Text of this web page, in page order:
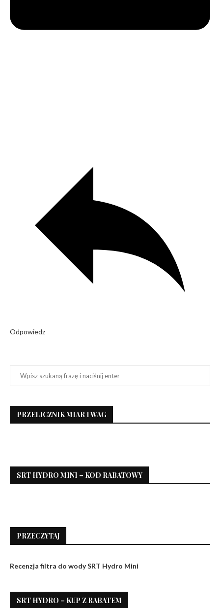
Odpowiedz
PRZELICZNIK MIAR I WAG
SRT HYDRO MINI – KOD RABATOWY
PRZECZYTAJ
Recenzja filtra do wody SRT Hydro Mini
SRT HYDRO – KUP Z RABATEM